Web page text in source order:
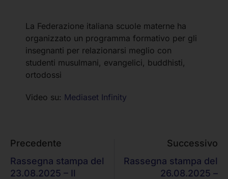
La Federazione italiana scuole materne ha
organizzato un programma formativo per gli
insegnanti per relazionarsi meglio con
studenti musulmani, evangelici, buddhisti,
ortodossi
Video su: Mediaset Infinity
Precedente
Rassegna stampa del
23.08.2025 – Il
Successivo
Rassegna stampa del
26.08.2025 –